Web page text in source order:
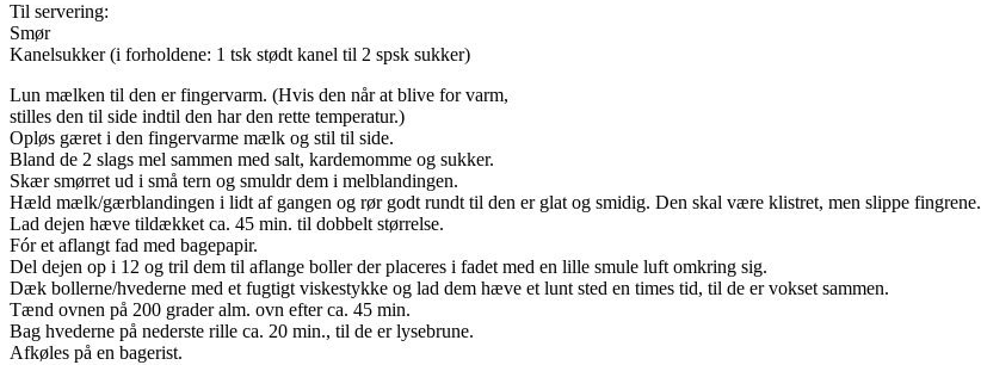
Til servering:
Smør
Kanelsukker (i forholdene: 1 tsk stødt kanel til 2 spsk sukker)
Lun mælken til den er fingervarm. (Hvis den når at blive for varm,
stilles den til side indtil den har den rette temperatur.)
Opløs gæret i den fingervarme mælk og stil til side.
Bland de 2 slags mel sammen med salt, kardemomme og sukker.
Skær smørret ud i små tern og smuldr dem i melblandingen.
Hæld mælk/gærblandingen i lidt af gangen og rør godt rundt til den er glat og smidig. Den skal være klistret, men slippe fingrene.
Lad dejen hæve tildækket ca. 45 min. til dobbelt størrelse.
Fór et aflangt fad med bagepapir.
Del dejen op i 12 og tril dem til aflange boller der placeres i fadet med en lille smule luft omkring sig.
Dæk bollerne/hvederne med et fugtigt viskestykke og lad dem hæve et lunt sted en times tid, til de er vokset sammen.
Tænd ovnen på 200 grader alm. ovn efter ca. 45 min.
Bag hvederne på nederste rille ca. 20 min., til de er lysebrune.
Afkøles på en bagerist.